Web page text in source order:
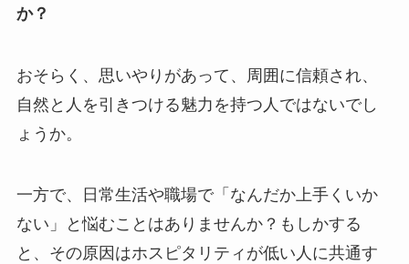
か？
おそらく、思いやりがあって、周囲に信頼され、
自然と人を引きつける魅力を持つ人ではないでし
ょうか。
一方で、日常生活や職場で「なんだか上手くいか
ない」と悩むことはありませんか？もしかする
と、その原因はホスピタリティが低い人に共通す